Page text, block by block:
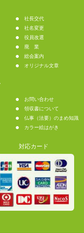
社長交代
社名変更
役員改選
廃 業
総会案内
オリジナル文章
お問い合わせ
領収書について
仏事（法要）のまめ知識
カラー絵はがき
対応カード